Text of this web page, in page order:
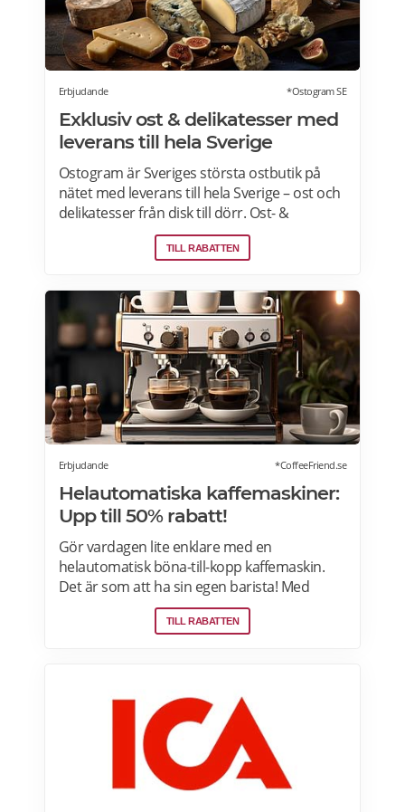
Erbjudande *Ostogram SE
Exklusiv ost & delikatesser med
leverans till hela Sverige
Ostogram är Sveriges största ostbutik på
nätet med leverans till hela Sverige – ost och
delikatesser från disk till dörr. Ost- &
charkprodukter. Färdiga presentlådor.
Ostbrickor. Ostogram skickar alla paket med
innebär att paketet ställs utanför dörren vid
leverans. Läs mer om Ostogram
erbjudanden här>>>
TILL RABATTEN
Erbjudande *CoffeeFriend.se
Helautomatiska kaffemaskiner:
Upp till 50% rabatt!
Gör vardagen lite enklare med en
helautomatisk böna-till-kopp kaffemaskin.
Det är som att ha sin egen barista! Med
kaffemaskiner har du möjlighet att finjustera
styrka, temperatur, arominställning
TILL RABATTEN